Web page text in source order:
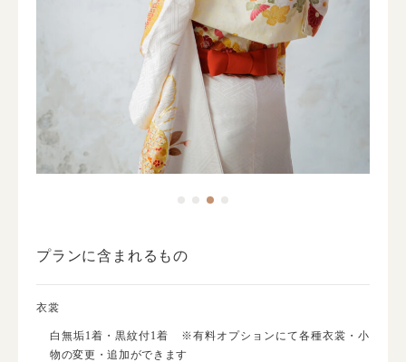
プランに含まれるもの
衣裳
白無垢1着・黒紋付1着 ※有料オプションにて各種衣裳・小
物の変更・追加ができます